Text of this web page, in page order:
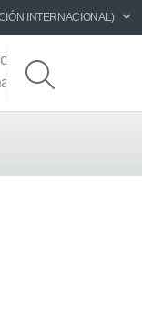
INTERNACIONAL)
del